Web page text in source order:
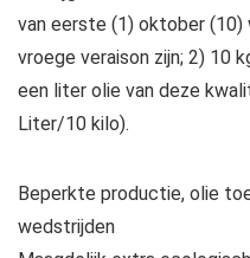
van eerste (1) oktober (10)
vroege veraison zijn; 2) 10
een liter olie van deze
Liter/10 kilo).
Beperkte productie, olie
wedstrijden